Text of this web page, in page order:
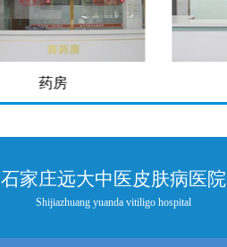
药房
石家庄远大中医皮肤病医院
Shijiazhuang yuanda vitiligo hospital